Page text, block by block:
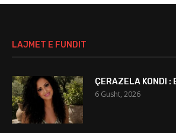
LAJMET E FUNDIT
ÇERAZELA KONDI :
6 Gusht, 2026